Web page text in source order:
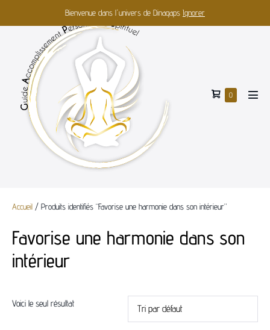
Bienvenue dans l'univers de Dinagaps Ignorer
0
Accueil / Produits identifiés “Favorise une harmonie dans son intérieur”
Favorise une harmonie dans son
intérieur
Voici le seul résultat